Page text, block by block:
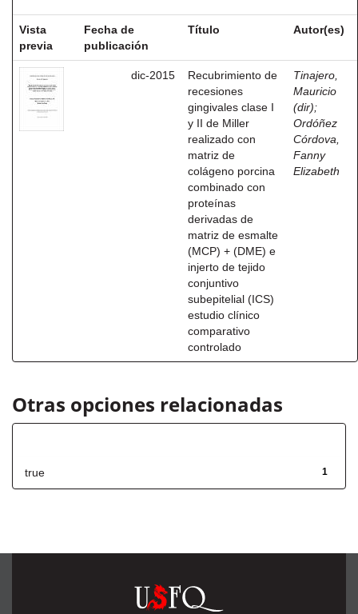
Vista
previa
Fecha de
publicación
Título Autor(es)
dic-2015
Recubrimiento de
recesiones
gingivales clase I
y II de Miller
realizado con
matriz de
colágeno porcina
combinado con
proteínas
derivadas de
matriz de esmalte
(MCP) + (DME) e
injerto de tejido
conjuntivo
subepitelial (ICS)
estudio clínico
comparativo
controlado
Tinajero,
Mauricio
(dir);
Ordóñez
Córdova,
Fanny
Elizabeth
Otras opciones relacionadas
1
true